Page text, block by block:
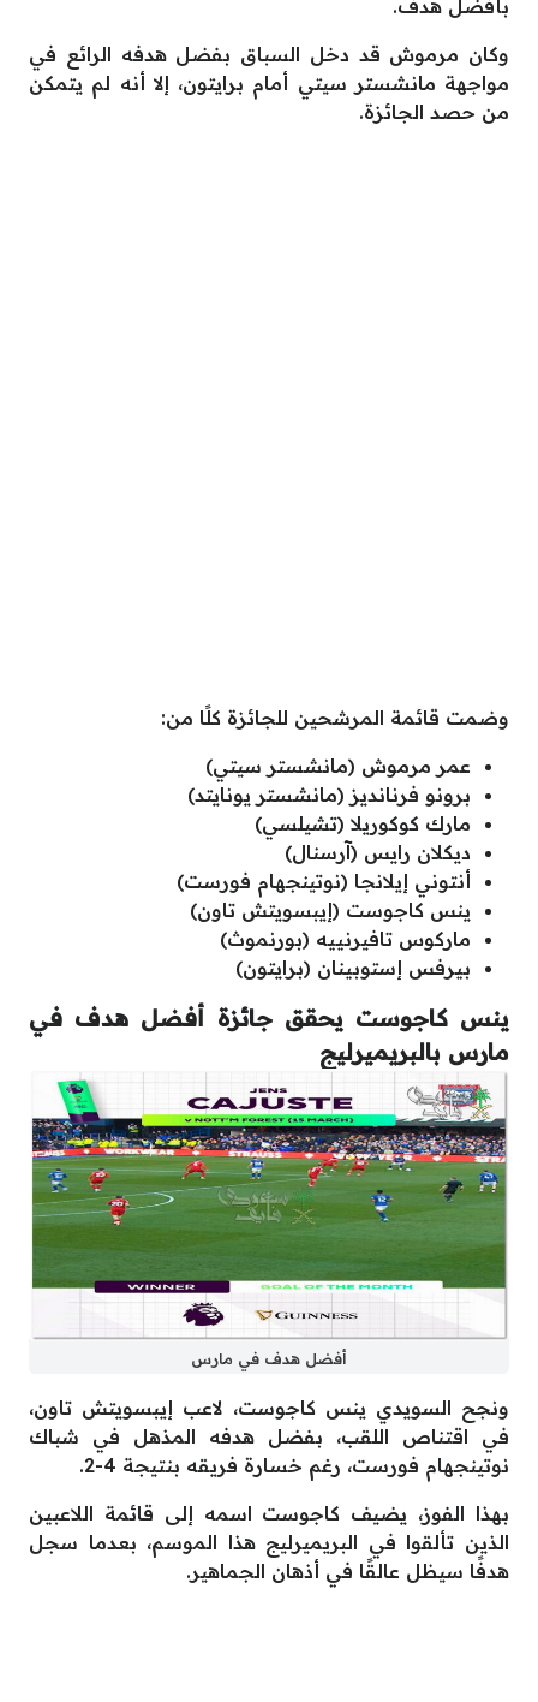
بأفضل هدف.
وكان مرموش قد دخل السباق بفضل هدفه الرائع في
مواجهة مانشستر سيتي أمام برايتون، إلا أنه لم يتمكن
من حصد الجائزة.
وضمت قائمة المرشحين للجائزة كلًا من:
عمر مرموش (مانشستر سيتي)
برونو فرنانديز (مانشستر يونايتد)
مارك كوكوريلا (تشيلسي)
ديكلان رايس (آرسنال)
أنتوني إيلانجا (نوتينجهام فورست)
ينس كاجوست (إيبسويتش تاون)
ماركوس تافيرنييه (بورنموث)
بيرفس إستوبينان (برايتون)
ينس كاجوست يحقق جائزة أفضل هدف في
مارس بالبريميرليج
أفضل هدف في مارس
ونجح السويدي ينس كاجوست، لاعب إيبسويتش تاون،
في اقتناص اللقب، بفضل هدفه المذهل في شباك
نوتينجهام فورست، رغم خسارة فريقه بنتيجة 4-2.
بهذا الفوز، يضيف كاجوست اسمه إلى قائمة اللاعبين
الذين تألقوا في البريميرليج هذا الموسم، بعدما سجل
هدفًا سيظل عالقًا في أذهان الجماهير.